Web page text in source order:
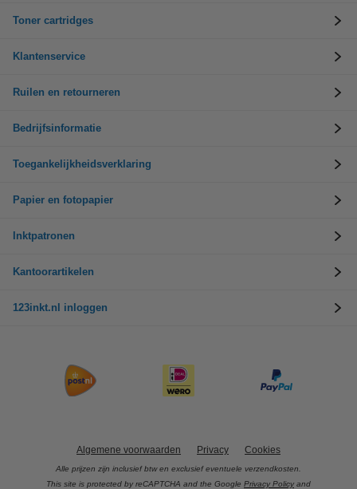
Toner cartridges
Klantenservice
Ruilen en retourneren
Bedrijfsinformatie
Toegankelijkheidsverklaring
Papier en fotopapier
Inktpatronen
Kantoorartikelen
123inkt.nl inloggen
Algemene voorwaarden Privacy Cookies
Alle prijzen zijn inclusief btw en exclusief eventuele verzendkosten.
This site is protected by reCAPTCHA and the Google Privacy Policy and